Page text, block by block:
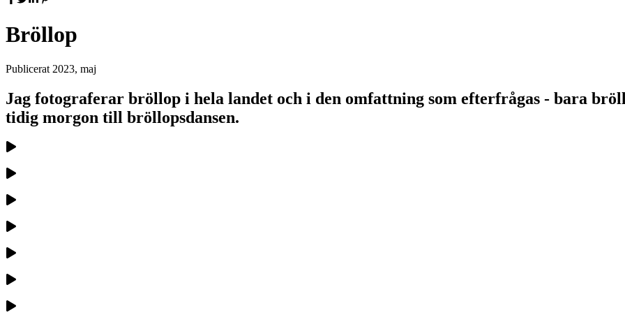
Bröllop
Publicerat 2023, maj
Jag fotograferar bröllop i hela landet och i den omfattning som efterfrågas - bara
tidig morgon till bröllopsdansen.